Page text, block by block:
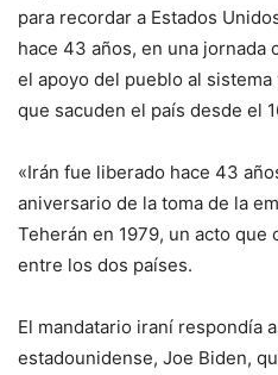
para recordar a Estados
hace 43 años, en una jornada
el apoyo del pueblo al
que sacuden el país desde el
«Irán fue liberado hace 43
aniversario de la toma de la
Teherán en 1979, un acto que
entre los dos países.
El mandatario iraní respondía
estadounidense, Joe Biden,